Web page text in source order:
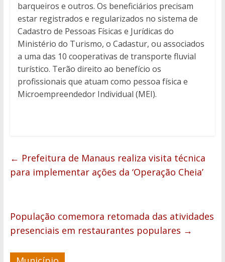
barqueiros e outros. Os beneficiários precisam
estar registrados e regularizados no sistema de
Cadastro de Pessoas Físicas e Jurídicas do
Ministério do Turismo, o Cadastur, ou associados
a uma das 10 cooperativas de transporte fluvial
turístico. Terão direito ao benefício os
profissionais que atuam como pessoa física e
Microempreendedor Individual (MEI).
← Prefeitura de Manaus realiza visita técnica
para implementar ações da ‘Operação Cheia’
População comemora retomada das atividades
presenciais em restaurantes populares →